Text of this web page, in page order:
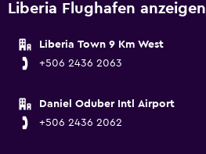
Liberia Flughafen anzeigen
Liberia Town 9 Km West
+506 2436 2063
Daniel Oduber Intl Airport
+506 2436 2062